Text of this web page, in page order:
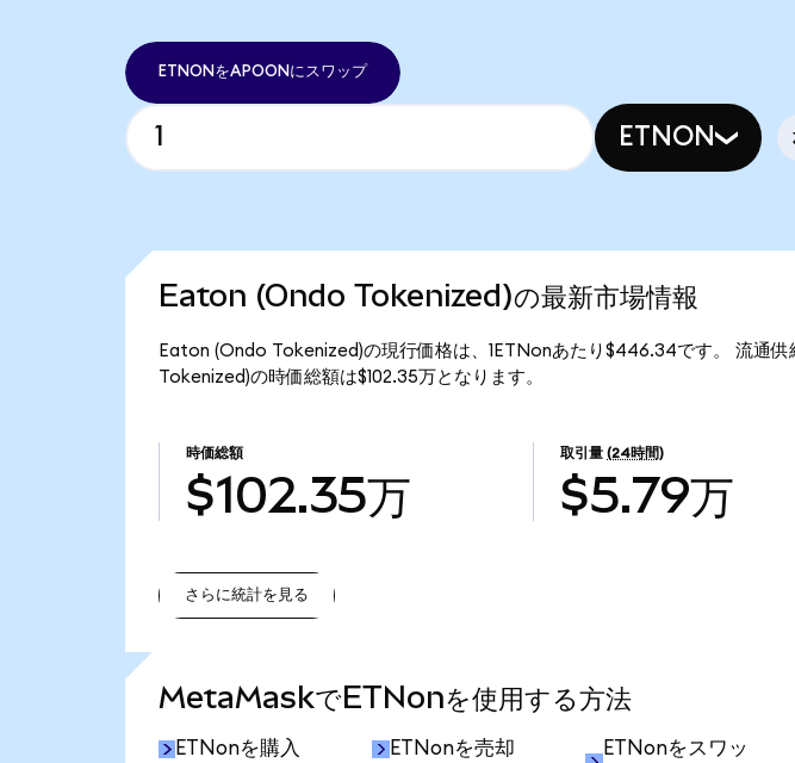
ETNONをAPOONにスワップ
ETNON
Eaton (Ondo Tokenized)の最新市場情報
Eaton (Ondo Tokenized)の現行価格は、1ETNonあたり$446.34です。 流通
Tokenized)の時価総額は$102.35万となります。
時価総額
$102.35万
取引量 (24時間)
$5.79万
さらに統計を見る
MetaMaskでETNonを使用する方法
ETNonを購入 ETNonを売却
ETNonをスワッ